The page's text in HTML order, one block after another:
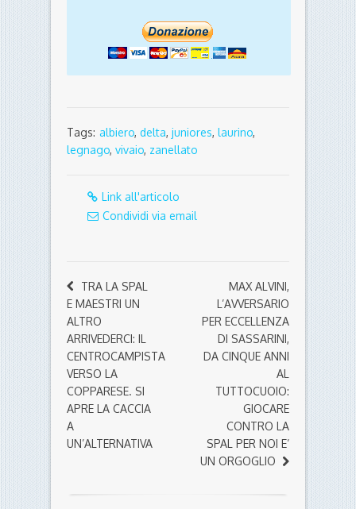
Tags: albiero, delta, juniores, laurino,
legnago, vivaio, zanellato
Link all'articolo
Condividi via email
TRA LA SPAL
E MAESTRI UN
ALTRO
ARRIVEDERCI: IL
CENTROCAMPISTA
VERSO LA
COPPARESE. SI
APRE LA CACCIA
A
UN’ALTERNATIVA
MAX ALVINI,
L’AVVERSARIO
PER ECCELLENZA
DI SASSARINI,
DA CINQUE ANNI
AL
TUTTOCUOIO:
GIOCARE
CONTRO LA
SPAL PER NOI E’
UN ORGOGLIO